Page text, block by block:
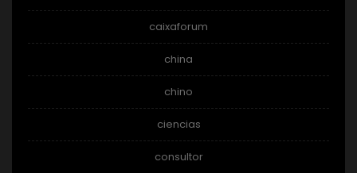
caixaforum
china
chino
ciencias
consultor